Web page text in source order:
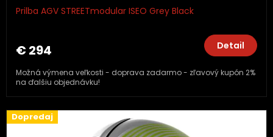
Prilba AGV STREETmodular ISEO Grey Black
€ 294 Detail
Možná výmena veľkosti - doprava zadarmo - zľavový kupón 2%
na ďalšiu objednávku!
Dopredaj